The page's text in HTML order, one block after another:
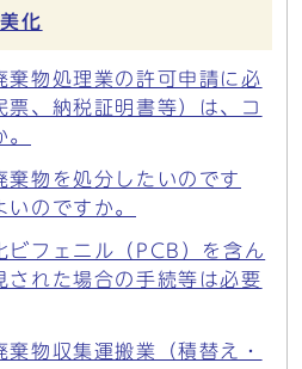
化
棄物処理業の許可申請に必
票、納税証明書等）は、コ
棄物を処分したいのです
のですか。
ビフェニル（PCB）を含ん
された場合の手続等は必要
棄物収集運搬業（積替え・